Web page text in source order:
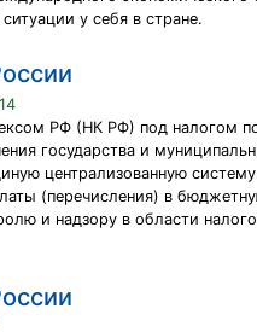
у себя в стране.
РФ (НК РФ) под налогом
государства и
централизованную
(перечисления) в
и надзору в области